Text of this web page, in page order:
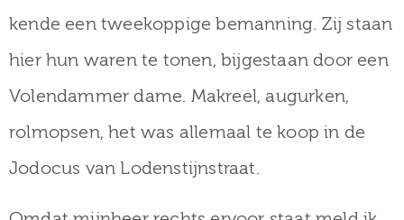
kende een tweekoppige bemanning. Zij staan
hier hun waren te tonen, bijgestaan door een
Volendammer dame. Makreel, augurken,
rolmopsen, het was allemaal te koop in de
Jodocus van Lodenstijnstraat.